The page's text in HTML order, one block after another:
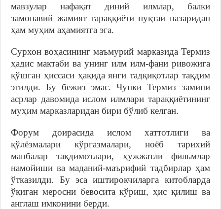
мавзулар нафақат диний илмлар, балки
замонавий жамият тараққиёти нуқтаи назаридан
ҳам муҳим аҳамиятга эга.
Сурхон воҳасининг маъмурий марказида Термиз
ҳадис мактаби ва унинг илм илм-фани ривожига
қўшган ҳиссаси ҳақида янги тадқиқотлар тақдим
этилди. Бу бежиз эмас. Чунки Термиз замини
асрлар давомида ислом илмлари тараққиётининг
муҳим марказларидан бири бўлиб келган.
Форум доирасида ислом хаттотлиги ва
қўлёзмалари кўргазмалари, ноёб тарихий
манбалар тақдимотлари, ҳужжатли фильмлар
намойиши ва маданий-маърифий тадбирлар ҳам
ўтказилди. Бу эса иштирокчиларга китобларда
ўқиган меросни бевосита кўриш, ҳис қилиш ва
англаш имконини берди.